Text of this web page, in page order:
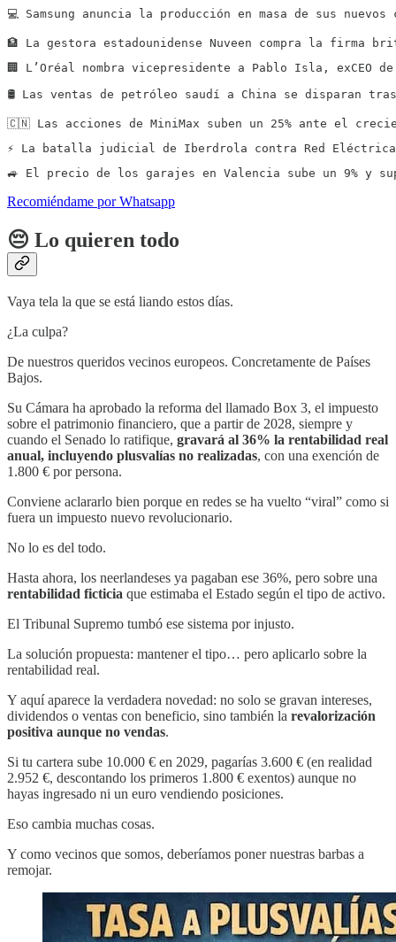
💻 Samsung anuncia la producción en masa de sus
🏦 La gestora estadounidense Nuveen compra la firma
🏢 L’Oréal nombra vicepresidente a Pablo Isla, exCEO
🛢 Las ventas de petróleo saudí a China se disparan
🇨🇳 Las acciones de MiniMax suben un 25% ante el
⚡️ La batalla judicial de Iberdrola contra Red
🚙 El precio de los garajes en Valencia sube un 9% y
Recomiéndame por Whatsapp
😔 Lo quieren todo
Vaya tela la que se está liando estos días.
¿La culpa?
De nuestros queridos vecinos europeos. Concretamente de Países
Bajos.
Su Cámara ha aprobado la reforma del llamado Box 3, el impuesto
sobre el patrimonio financiero, que a partir de 2028, siempre y
cuando el Senado lo ratifique, gravará al 36% la rentabilidad real
anual, incluyendo plusvalías no realizadas, con una exención de
1.800 € por persona.
Conviene aclararlo bien porque en redes se ha vuelto “viral” como si
fuera un impuesto nuevo revolucionario.
No lo es del todo.
Hasta ahora, los neerlandeses ya pagaban ese 36%, pero sobre una
rentabilidad ficticia que estimaba el Estado según el tipo de activo.
El Tribunal Supremo tumbó ese sistema por injusto.
La solución propuesta: mantener el tipo… pero aplicarlo sobre la
rentabilidad real.
Y aquí aparece la verdadera novedad: no solo se gravan intereses,
dividendos o ventas con beneficio, sino también la revalorización
positiva aunque no vendas.
Si tu cartera sube 10.000 € en 2029, pagarías 3.600 € (en realidad
2.952 €, descontando los primeros 1.800 € exentos) aunque no
hayas ingresado ni un euro vendiendo posiciones.
Eso cambia muchas cosas.
Y como vecinos que somos, deberíamos poner nuestras barbas a
remojar.